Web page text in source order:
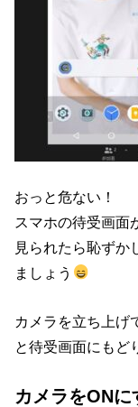
おっと危ない！
スマホの待受画面
見られたら恥ずか
ましょう
カメラを立ち上げ
と待受画面にもど
カメラをONに